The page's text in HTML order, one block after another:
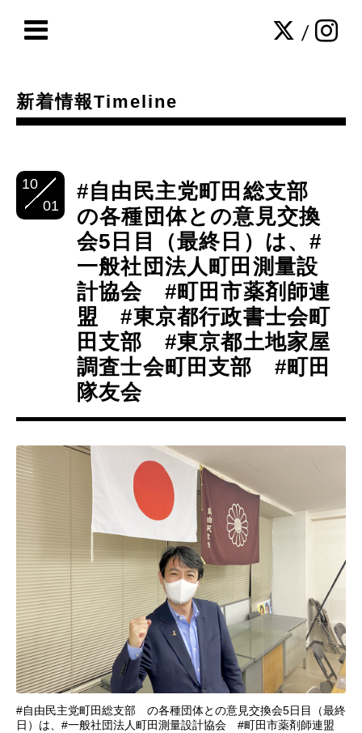
/
新着情報Timeline
10
01
#自由民主党町田総支部
の各種団体との意見交換
会5日目（最終日）は、#
一般社団法人町田測量設
計協会 #町田市薬剤師連
盟 #東京都行政書士会町
田支部 #東京都土地家屋
調査士会町田支部 #町田
隊友会
#自由民主党町田総支部 の各種団体との意見交換会5日目（最終
日）は、#一般社団法人町田測量設計協会 #町田市薬剤師連盟